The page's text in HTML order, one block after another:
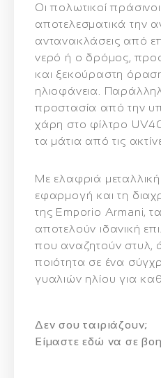
Οιπολωτικοί
αποτελεσματικά την
αντανακλάσεις από
νερό ή ο δρόμος,
και ξεκούραστη
ηλιοφάνεια.
προστασία από την
χάρη στο φίλτρο
τα μάτια από τις
Με ελαφριά
εφαρμογή και τη
της Emporio Armani,
αποτελούν ιδανική
που αναζητούν στυλ,
ποιότητα σε ένα
γυαλιών ηλίου για
Δεν σου ταιριάζουν;
Eίμαστε εδώ να σε